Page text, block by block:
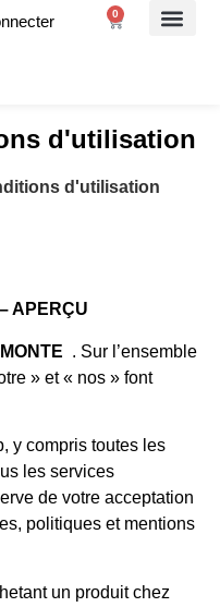
0
d'utilisation
d'utilisation
APERÇU
. Sur l’ensemble
» et « nos » font
y compris toutes les
les services
de votre acceptation
politiques et mentions
un produit chez